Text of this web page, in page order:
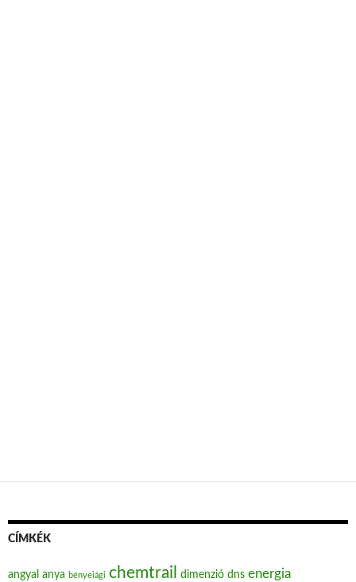
CÍMKÉK
angyal anya bényeiági chemtrail dimenzió dns energia